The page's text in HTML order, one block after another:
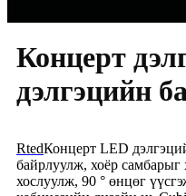
Концерт
дэлгэцийн
RtedКонцерт LED
байрлуулж, хоёр самбарыг
хослуулж, 90 ° өнцөг